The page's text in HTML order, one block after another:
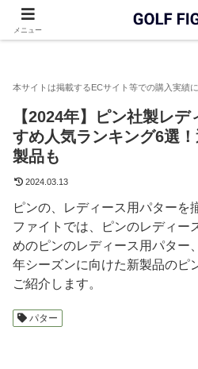
【2024
【2024年】ピン社製レ
すめ人気ランキング6選
製品も
2024.03.13
ピンの、レディース用パターを
ファイトでは、ピンのレディー
めのピンのレディース用パター
年シーズンに向けた新製品のピ
ご紹介します。
パター
メニュー